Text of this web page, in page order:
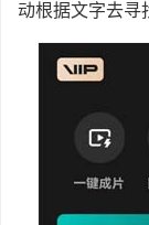
动根据文字去寻